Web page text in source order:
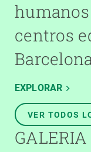
centros
EXPLORAR
VER TODOS
GALERIA